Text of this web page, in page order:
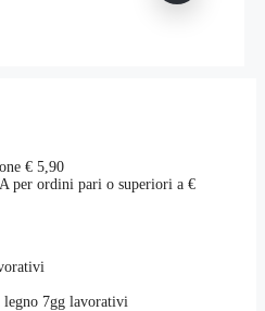
€ 5,90
per ordini pari o superiori a €
legno 7gg lavorativi